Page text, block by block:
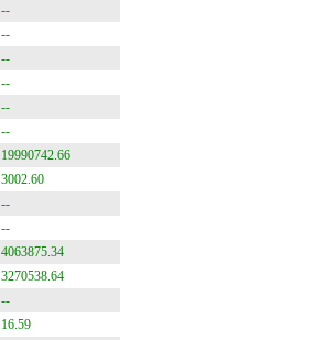
--
--
--
--
--
--
19990742.66
3002.60
--
--
4063875.34
3270538.64
--
16.59